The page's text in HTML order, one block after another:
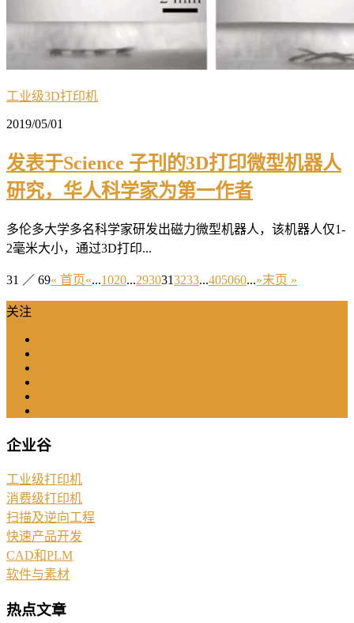
工业级3D打印机
2019/05/01
发表于Science 子刊的3D打印微型机器人
研究，华人科学家为第一作者
多伦多大学多名科学家研发出磁力微型机器人，该机器人仅1-
2毫米大小，通过3D打印...
31 ／ 69« 首页«...1020...2930313233...405060...»末页 »
关注
企业谷
工业级打印机
消费级打印机
扫描及逆向工程
快速产品开发
CAD和PLM
软件与素材
热点文章